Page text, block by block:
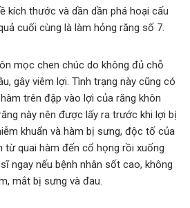
kích thước và dần dần phá hoại cấu
cuối cùng là làm hỏng răng số 7.
mọc chen chúc do không đủ chỗ
gây viêm lợi. Tình trạng này cũng có
trên đập vào lợi của răng khôn
này nên được lấy ra trước khi lợi bị
khuẩn và hàm bị sưng, độc tố của
từ quai hàm đến cổ họng rồi xuống
ngay nếu bệnh nhân sốt cao, không
mắt bị sưng và đau.